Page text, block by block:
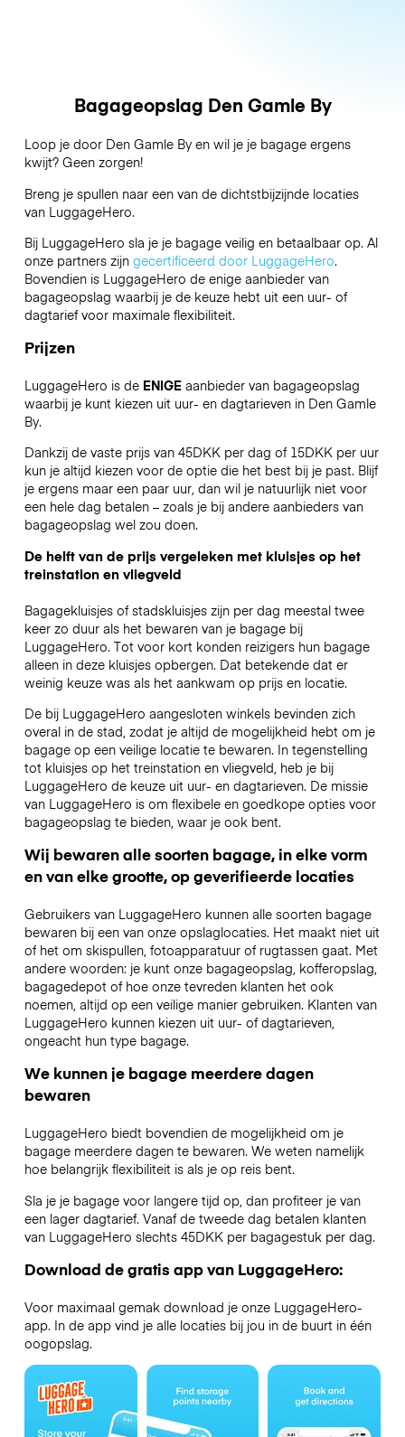
Bagageopslag Den Gamle By
Loop je door Den Gamle By en wil je je bagage ergens
kwijt? Geen zorgen!
Breng je spullen naar een van de dichtstbijzijnde locaties
van LuggageHero.
Bij LuggageHero sla je je bagage veilig en betaalbaar op. Al
onze partners zijn gecertificeerd door LuggageHero.
Bovendien is LuggageHero de enige aanbieder van
bagageopslag waarbij je de keuze hebt uit een uur- of
dagtarief voor maximale flexibiliteit.
Prijzen
LuggageHero is de ENIGEaanbieder van bagageopslag
waarbij je kunt kiezen uit uur- en dagtarieven in Den Gamle
By.
Dankzij de vaste prijs van 45DKK per dag of 15DKK per uur
kun je altijd kiezen voor de optie die het best bij je past. Blijf
je ergens maar een paar uur, dan wil je natuurlijk niet voor
een hele dag betalen – zoals je bij andere aanbieders van
bagageopslag wel zou doen.
De helft van de prijs vergeleken met kluisjes op het
treinstation en vliegveld
Bagagekluisjes of stadskluisjes zijn per dag meestal twee
keer zo duur als het bewaren van je bagage bij
LuggageHero. Tot voor kort konden reizigers hun bagage
alleen in deze kluisjes opbergen. Dat betekende dat er
weinig keuze was als het aankwam op prijs en locatie.
De bij LuggageHero aangesloten winkels bevinden zich
overal in de stad, zodat je altijd de mogelijkheid hebt om je
bagage op een veilige locatie te bewaren. In tegenstelling
tot kluisjes op het treinstation en vliegveld, heb je bij
LuggageHero de keuze uit uur- en dagtarieven. De missie
van LuggageHero is om flexibele en goedkope opties voor
bagageopslag te bieden, waar je ook bent.
Wij bewaren alle soorten bagage, in elke vorm
en van elke grootte, op geverifieerde locaties
Gebruikers van LuggageHero kunnen alle soorten bagage
bewaren bij een van onze opslaglocaties. Het maakt niet uit
of het om skispullen, fotoapparatuur of rugtassen gaat. Met
andere woorden: je kunt onze bagageopslag, kofferopslag,
bagagedepot of hoe onze tevreden klanten het ook
noemen, altijd op een veilige manier gebruiken. Klanten van
LuggageHero kunnen kiezen uit uur- of dagtarieven,
ongeacht hun type bagage.
We kunnen je bagage meerdere dagen
bewaren
LuggageHero biedt bovendien de mogelijkheid om je
bagage meerdere dagen te bewaren. We weten namelijk
hoe belangrijk flexibiliteit is als je op reis bent.
Sla je je bagage voor langere tijd op, dan profiteer je van
een lager dagtarief. Vanaf de tweede dag betalen klanten
van LuggageHero slechts 45DKK per bagagestuk per dag.
Download de gratis app van LuggageHero:
Voor maximaal gemak download je onze LuggageHero-
app. In de app vind je alle locaties bij jou in de buurt in één
oogopslag.